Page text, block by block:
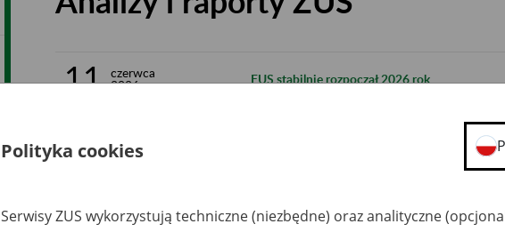
11 czerwca
2026
FUS stabilnie rozpoczął 2026 rok
FUS w 2025 r.: stabilne finanse i mniejsze
Polityka cookies
Serwisy ZUS wykorzystują techniczne (niezbędne) oraz analityczne